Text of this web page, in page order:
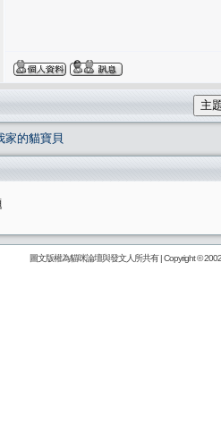
主
家的貓寶貝
圖文版權為貓咪論壇與發文人所共有 | Copyright ©